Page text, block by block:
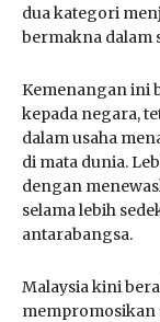
dua kategori
bermakna dalam
Kemenangan ini
kepada negara,
dalam usaha
di mata dunia.
dengan
selama lebih
antarabangsa.
Malaysia kini
mempromosikan